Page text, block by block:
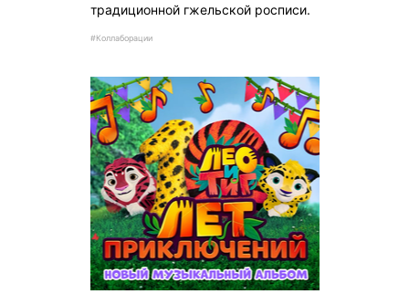
традиционной гжельской росписи.
#Коллаборации